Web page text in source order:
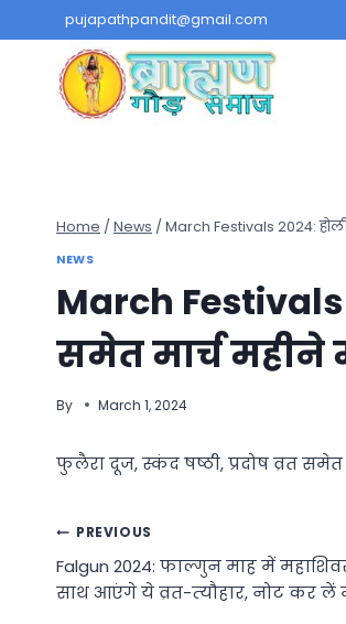
to
content
pujapathpandit@gmail.com
Home / News / March Festivals 2024:
NEWS
March Festivals
समेत मार्च महीने
By March 1, 2024
फुलैरा दूज, स्कंद षष्ठी, प्रदोष व्रत
Post
navigation
PREVIOUS
Falgun 2024: फाल्गुन माह में
साथ आएंगे ये व्रत-त्‍यौहार, नोट कर लें